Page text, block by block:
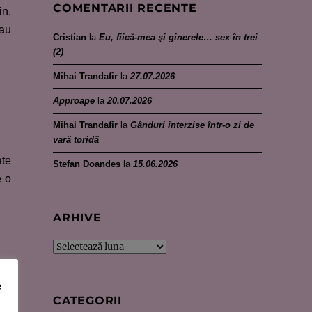
o
COMENTARII RECENTE
Cristian la Eu, fiică-mea şi ginerele… sex în trei
(2)
Mihai Trandafir la 27.07.2026
Approape la 20.07.2026
Mihai Trandafir la Gânduri interzise într-o zi de
vară toridă
Stefan Doandes la 15.06.2026
ARHIVE
Arhive
CATEGORII